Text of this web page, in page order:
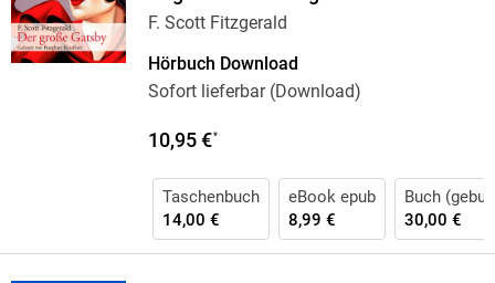
F. Scott Fitzgerald
Hörbuch Download
Sofort lieferbar (Download)
10,95 €*
Taschenbuch
14,00 €
eBook epub
8,99 €
Buch
30,00 €